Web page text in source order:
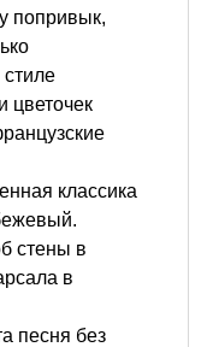
попривык,
цветочек
классика
стены в
в
песня без